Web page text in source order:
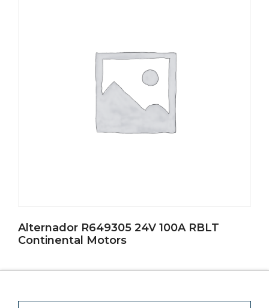
Alternador R649305 24V 100A RBLT
Continental Motors